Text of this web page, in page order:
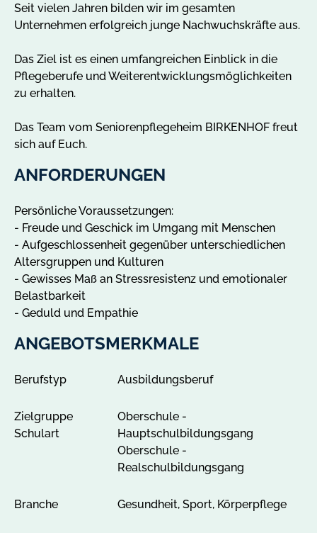
a
u
n
z
g
Seit vielen Jahren bilden wir im gesamten
Unternehmen erfolgreich junge Nachwuchskräfte aus.
Das Ziel ist es einen umfangreichen Einblick in die
Pflegeberufe und Weiterentwicklungsmöglichkeiten
zu erhalten.
Das Team vom Seniorenpflegeheim BIRKENHOF freut
sich auf Euch.
ANFORDERUNGEN
Persönliche Voraussetzungen:
- Freude und Geschick im Umgang mit Menschen
- Aufgeschlossenheit gegenüber unterschiedlichen
Altersgruppen und Kulturen
- Gewisses Maß an Stressresistenz und emotionaler
Belastbarkeit
- Geduld und Empathie
ANGEBOTSMERKMALE
Berufstyp Ausbildungsberuf
Zielgruppe
Schulart
Oberschule -
Hauptschulbildungsgang
Oberschule -
Realschulbildungsgang
Branche Gesundheit, Sport, Körperpflege